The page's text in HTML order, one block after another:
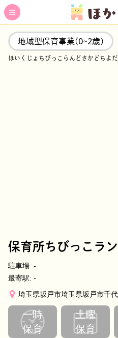
地域型保育事業(0~2歳)
ほいくじょちびっこらんどさかどちよ
保育所ちびっこラ
駐車場: -
最寄駅: -
埼玉県坂戸市埼玉県坂戸市千
一時
保育
土曜
保育